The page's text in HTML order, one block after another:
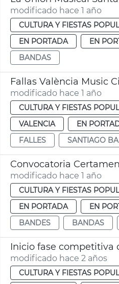
modificado hace 1 año
CULTURA Y FIESTAS
EN PORTADA
EN
BANDAS
Fallas València Music
modificado hace 1 año
CULTURA Y FIESTAS
VALENCIA
EN
FALLES
SANTIAGO
Convocatoria
modificado hace 1 año
CULTURA Y FIESTAS
EN PORTADA
EN
BANDES
BANDAS
Inicio fase competitiva
modificado hace 2 años
CULTURA Y FIESTAS